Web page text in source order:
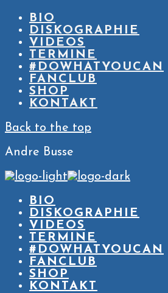
BIO
DISKOGRAPHIE
VIDEOS
TERMINE
#DOWHATYOUCAN
FANCLUB
SHOP
KONTAKT
Back to the top
Andre Busse
BIO
DISKOGRAPHIE
VIDEOS
TERMINE
#DOWHATYOUCAN
FANCLUB
SHOP
KONTAKT